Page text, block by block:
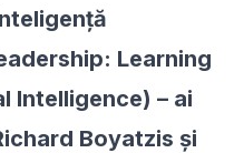
Learning
Intelligence) – ai
Boyatzis și